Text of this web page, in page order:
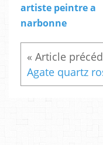
artiste peintre a
narbonne